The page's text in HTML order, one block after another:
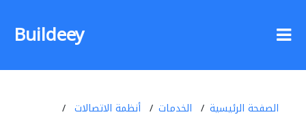
Buildeey
الصفحة الرئيسية الخدمات
أنظمة الاتصالات